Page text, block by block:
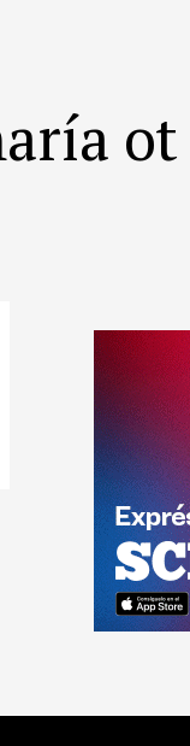
ot